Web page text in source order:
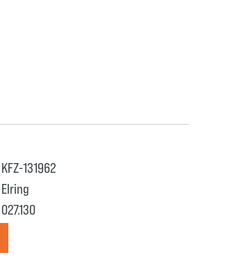
KFZ-131962
Elring
027.130